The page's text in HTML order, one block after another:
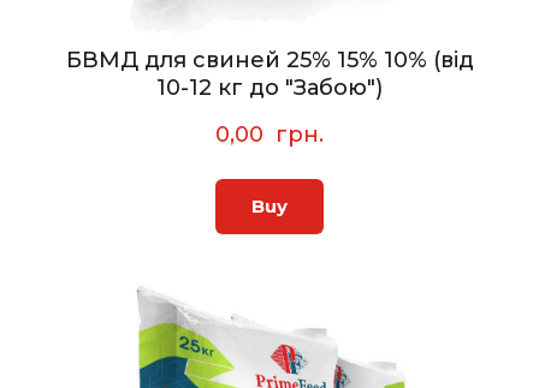
БВМД для свиней 25% 15% 10% (від
10-12 кг до "Забою")
0,00  грн.
Buy